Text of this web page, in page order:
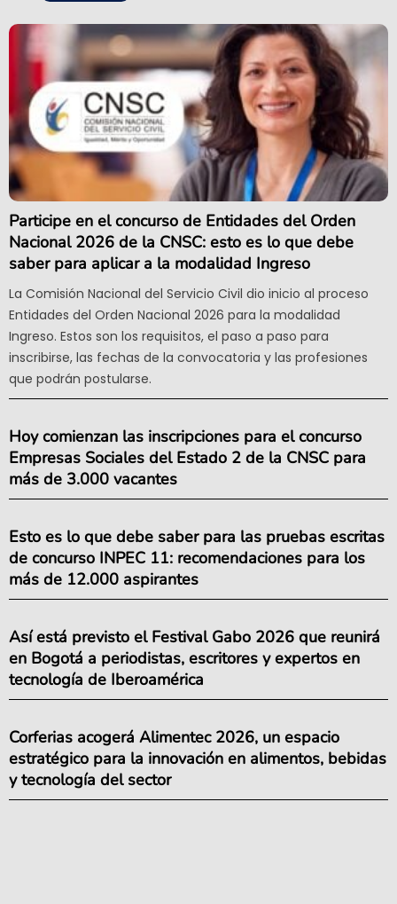
Participe en el concurso de Entidades del Orden
Nacional 2026 de la CNSC: esto es lo que debe
saber para aplicar a la modalidad Ingreso
La Comisión Nacional del Servicio Civil dio inicio al proceso
Entidades del Orden Nacional 2026 para la modalidad
Ingreso. Estos son los requisitos, el paso a paso para
inscribirse, las fechas de la convocatoria y las profesiones
que podrán postularse.
Hoy comienzan las inscripciones para el concurso
Empresas Sociales del Estado 2 de la CNSC para
más de 3.000 vacantes
Esto es lo que debe saber para las pruebas escritas
de concurso INPEC 11: recomendaciones para los
más de 12.000 aspirantes
Así está previsto el Festival Gabo 2026 que reunirá
en Bogotá a periodistas, escritores y expertos en
tecnología de Iberoamérica
Corferias acogerá Alimentec 2026, un espacio
estratégico para la innovación en alimentos, bebidas
y tecnología del sector